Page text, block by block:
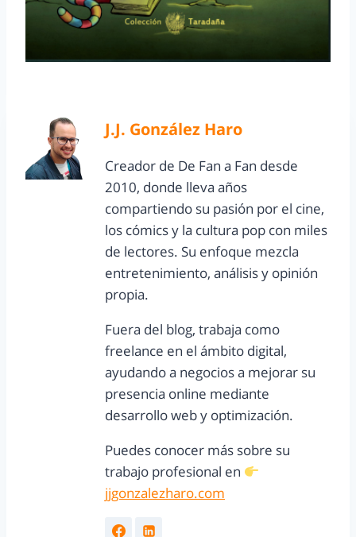
J.J. González Haro
Creador de De Fan a Fan desde
2010, donde lleva años
compartiendo su pasión por el cine,
los cómics y la cultura pop con miles
de lectores. Su enfoque mezcla
entretenimiento, análisis y opinión
propia.
Fuera del blog, trabaja como
freelance en el ámbito digital,
ayudando a negocios a mejorar su
presencia online mediante
desarrollo web y optimización.
Puedes conocer más sobre su
trabajo profesional en
jjgonzalezharo.com